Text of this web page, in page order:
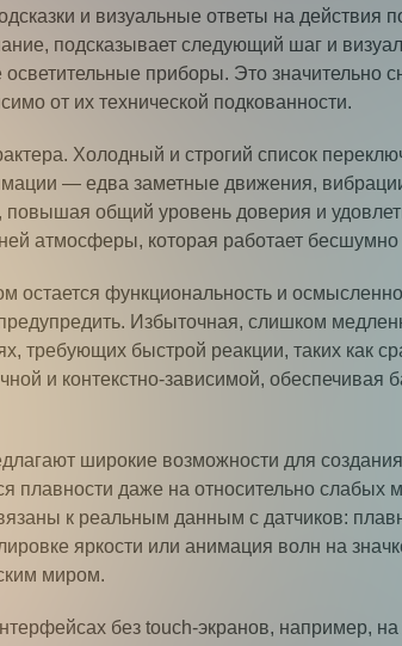
и визуальные ответы на действия
подсказывает следующий шаг и
приборы. Это значительно
от их технической подкованности.
Холодный и строгий список
— едва заметные движения,
общий уровень доверия и
атмосферы, которая работает
функциональность и
Избыточная, слишком
требующих быстрой реакции, таких как
и контекстно-зависимой, обеспечивая
широкие возможности для
плавности даже на относительно слабых
к реальным данным с датчиков:
яркости или анимация волн на
миром.
без touch-экранов, например,